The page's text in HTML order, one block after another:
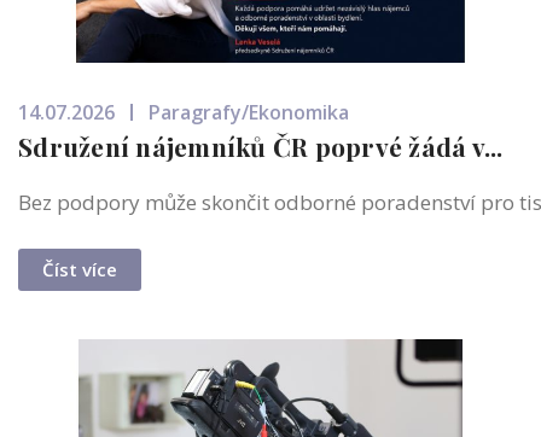
14.07.2026 Paragrafy/Ekonomika
Sdružení nájemníků ČR poprvé žádá v...
Bez podpory může skončit odborné poradenství pro
Číst více